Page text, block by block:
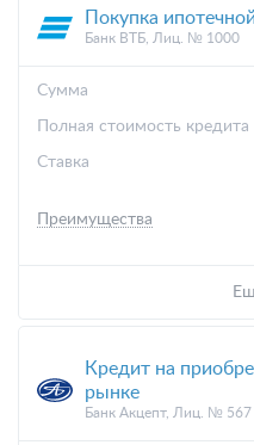
Покупка
Банк ВТБ, Лиц. № 1000
Cумма
Полная стоимость кредита
Ставка
Преимущества
Кредит на
рынке
Банк Акцепт, Лиц. № 567